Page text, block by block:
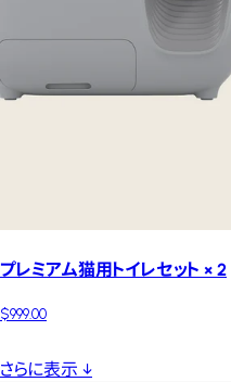
プレミアム猫用トイレセット × 2
$999.00
さらに表示 ↓